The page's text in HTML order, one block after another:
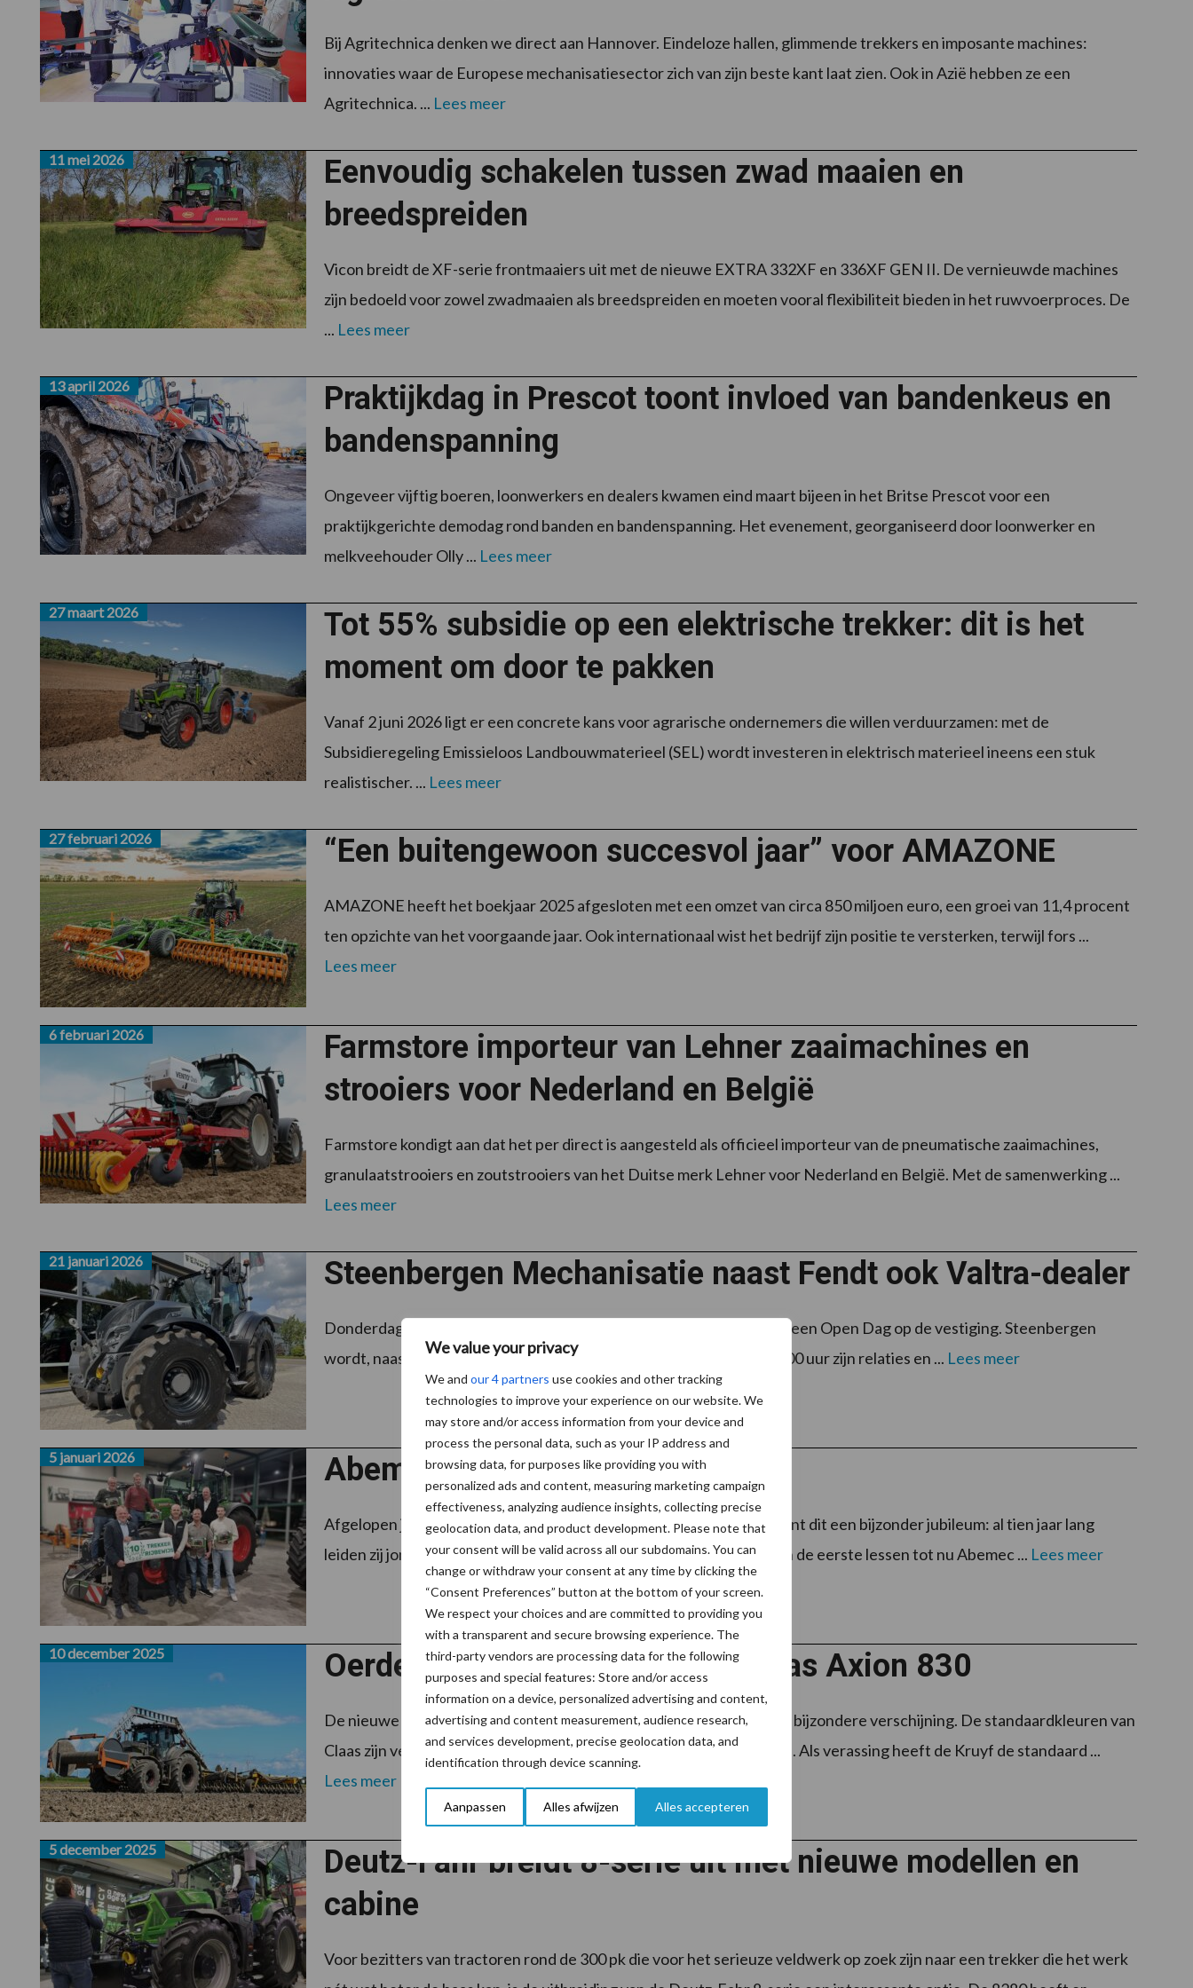
We value your privacy
We and our 4 partners use cookies and other tracking
technologies to improve your experience on our website. We
may store and/or access information from your device and
process the personal data, such as your IP address and
browsing data, for purposes like providing you with
personalized ads and content, measuring marketing campaign
effectiveness, analyzing audience insights, collecting precise
geolocation data, and product development. Please note that
your consent will be valid across all our subdomains. You can
change or withdraw your consent at any time by clicking the
“Consent Preferences” button at the bottom of your screen.
We respect your choices and are committed to providing you
with a transparent and secure browsing experience. The
third-party vendors are processing data for the following
purposes and special features: Store and/or access
information on a device, personalized advertising and content,
advertising and content measurement, audience research,
and services development, precise geolocation data, and
identification through device scanning.
Aanpassen Alles afwijzen Alles accepteren
Bij Agritechnica denken we direct aan Hannover. Eindeloze hallen, glimmende trekkers en imposante machines:
innovaties waar de Europese mechanisatiesector zich van zijn beste kant laat zien. Ook in Azië hebben ze een
Agritechnica. ... Lees meer
Eenvoudig schakelen tussen zwad maaien en
breedspreiden
11 mei 2026
Vicon breidt de XF-serie frontmaaiers uit met de nieuwe EXTRA 332XF en 336XF GEN II. De vernieuwde machines
zijn bedoeld voor zowel zwadmaaien als breedspreiden en moeten vooral flexibiliteit bieden in het ruwvoerproces. De
... Lees meer
Praktijkdag in Prescot toont invloed van bandenkeus en
bandenspanning
13 april 2026
Ongeveer vijftig boeren, loonwerkers en dealers kwamen eind maart bijeen in het Britse Prescot voor een
praktijkgerichte demodag rond banden en bandenspanning. Het evenement, georganiseerd door loonwerker en
melkveehouder Olly ... Lees meer
Tot 55% subsidie op een elektrische trekker: dit is het
moment om door te pakken
27 maart 2026
Vanaf 2 juni 2026 ligt er een concrete kans voor agrarische ondernemers die willen verduurzamen: met de
Subsidieregeling Emissieloos Landbouwmaterieel (SEL) wordt investeren in elektrisch materieel ineens een stuk
realistischer. ... Lees meer
“Een buitengewoon succesvol jaar” voor AMAZONE
27 februari 2026
AMAZONE heeft het boekjaar 2025 afgesloten met een omzet van circa 850 miljoen euro, een groei van 11,4 procent
ten opzichte van het voorgaande jaar. Ook internationaal wist het bedrijf zijn positie te versterken, terwijl fors ...
Lees meer
Farmstore importeur van Lehner zaaimachines en
strooiers voor Nederland en België
6 februari 2026
Farmstore kondigt aan dat het per direct is aangesteld als officieel importeur van de pneumatische zaaimachines,
granulaatstrooiers en zoutstrooiers van het Duitse merk Lehner voor Nederland en België. Met de samenwerking ...
Lees meer
Steenbergen Mechanisatie naast Fendt ook Valtra-dealer
21 januari 2026
Donderdag 29 januari 2026 organiseert Steenbergen Mechanisatie een Open Dag op de vestiging. Steenbergen
wordt, naast Fendt, ook officieel Valtra-dealer. Tussen 13:00 en 22:00 uur zijn relaties en ... Lees meer
Abemec viert tien jaar T-rijbewijs
5 januari 2026
Afgelopen juli bestond het T-rijbewijs tien jaar. Voor Abemec betekent dit een bijzonder jubileum: al tien jaar lang
leiden zij jongeren op voor het behalen van hun trekker rijbewijs. Van de eerste lessen tot nu Abemec ... Lees meer
Oerdegelijke jubileum editie: Claas Axion 830
10 december 2025
De nieuwe Claas Axion 830 van Loonbedrijf Hut uit Zeewolde is een bijzondere verschijning. De standaardkleuren van
Claas zijn vervangen voor donkergrijs met een vleugje groen en rood. Als verassing heeft de Kruyf de standaard ...
Lees meer
Deutz-Fahr breidt 8-serie uit met nieuwe modellen en
cabine
5 december 2025
Voor bezitters van tractoren rond de 300 pk die voor het serieuze veldwerk op zoek zijn naar een trekker die het werk